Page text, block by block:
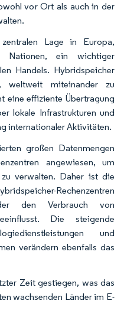
vor Ort als auch in der
Lage in Europa,
Nationen, ein wichtiger
Handels. Hybridspeicher
weltweit miteinander zu
eine effiziente Übertragung
lokale Infrastrukturen und
internationaler Aktivitäten.
großen Datenmengen
angewiesen, um
verwalten. Daher ist die
Rechenzentren
den Verbrauch von
Die steigende
und
verändern ebenfalls das
Zeit gestiegen, was das
wachsenden Länder im E-